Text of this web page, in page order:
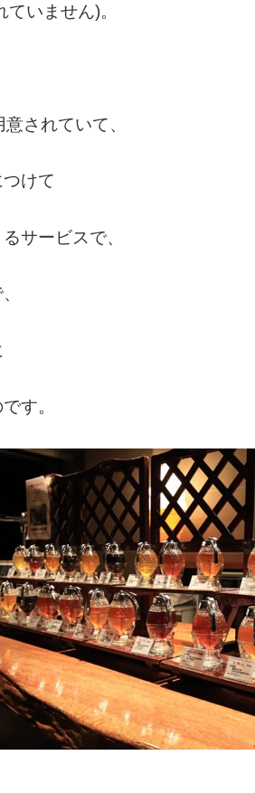
いません)。
されていて、
けて
サービスで、
す。